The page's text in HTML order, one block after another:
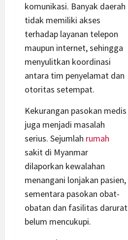
komunikasi. Banyak daerah
tidak memiliki akses
terhadap layanan telepon
maupun internet, sehingga
menyulitkan koordinasi
antara tim penyelamat dan
otoritas setempat.
Kekurangan pasokan medis
juga menjadi masalah
serius. Sejumlah rumah
sakit di Myanmar
dilaporkan kewalahan
menangani lonjakan pasien,
sementara pasokan obat-
obatan dan fasilitas darurat
belum mencukupi.